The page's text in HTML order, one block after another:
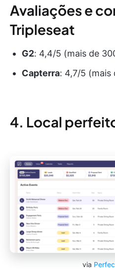
Avaliações e
Tripleseat
G2: 4,4/5 (mais de
Capterra: 4,7/5 (mais
4. Local
via